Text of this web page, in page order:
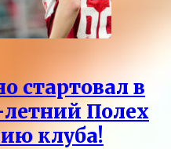
стартовал в
летний Полех
клуба!